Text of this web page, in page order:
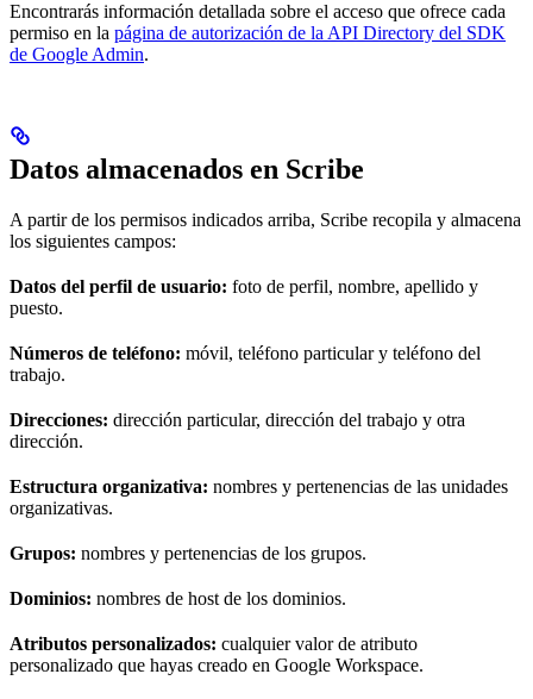
Encontrarás información detallada sobre el acceso que ofrece cada
permiso en la página de autorización de la API Directory del SDK
de Google Admin.
Datos almacenados en Scribe
A partir de los permisos indicados arriba, Scribe recopila y almacena
los siguientes campos:
Datos del perfil de usuario: foto de perfil, nombre, apellido y
puesto.
Números de teléfono: móvil, teléfono particular y teléfono del
trabajo.
Direcciones: dirección particular, dirección del trabajo y otra
dirección.
Estructura organizativa: nombres y pertenencias de las unidades
organizativas.
Grupos: nombres y pertenencias de los grupos.
Dominios: nombres de host de los dominios.
Atributos personalizados: cualquier valor de atributo
personalizado que hayas creado en Google Workspace.